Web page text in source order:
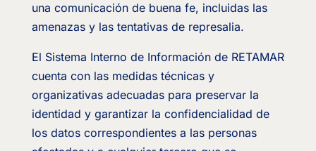
una comunicación de buena fe, incluidas las
amenazas y las tentativas de represalia.
El Sistema Interno de Información de RETAMAR
cuenta con las medidas técnicas y
organizativas adecuadas para preservar la
identidad y garantizar la confidencialidad de
los datos correspondientes a las personas